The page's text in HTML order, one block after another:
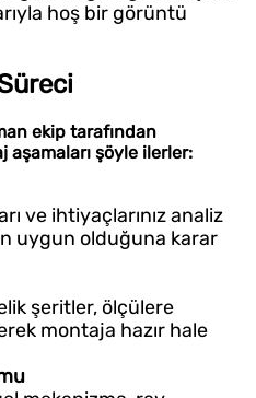
hoş bir görüntü
ekip tarafından
aşamaları şöyle ilerler:
ve ihtiyaçlarınız analiz
uygun olduğuna karar
şeritler, ölçülere
montaja hazır hale